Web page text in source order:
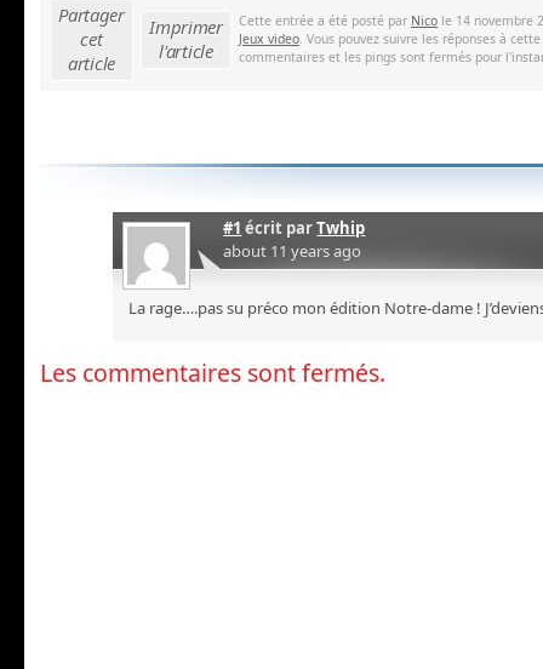
Partager
cet
article
Imprimer
l'article
Cette entrée a été posté par Nico le 14 novembre
Jeux video. Vous pouvez suivre les réponses à
commentaires et les pings sont fermés pour
#1 écrit parTwhip
about 11 years ago
La rage….pas su préco mon édition Notre-dame !
Les commentaires sont fermés.